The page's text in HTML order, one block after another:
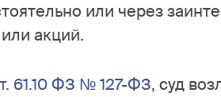
или через
акций.
61.10 ФЗ № 127-ФЗ, суд